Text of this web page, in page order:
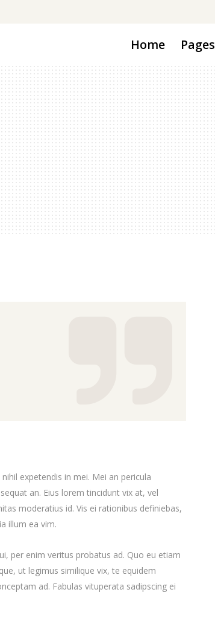
Home Pages
expetendis in mei. Mei an pericula
an. Eius lorem tincidunt vix at, vel
moderatius id. Vis ei rationibus definiebas,
illum ea vim.
per enim veritus probatus ad. Quo eu etiam
ut legimus similique vix, te equidem
ad. Fabulas vituperata sadipscing ei